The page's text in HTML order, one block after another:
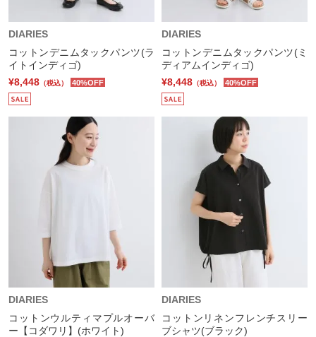
DIARIES
コットンデニムタックパンツ(ラ
イトインディゴ)
¥8,448 （税込） 40%OFF
DIARIES
コットンデニムタックパンツ(ミ
ディアムインディゴ)
¥8,448 （税込） 40%OFF
DIARIES
コットンウルティマプルオーバ
ー【コダワリ】(ホワイト)
DIARIES
コットンリネンフレンチスリー
ブシャツ(ブラック)